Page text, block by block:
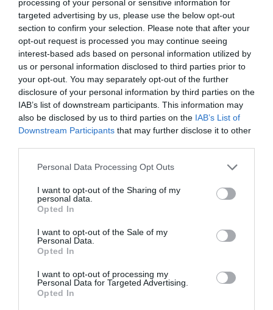
processing of your personal or sensitive information for
targeted advertising by us, please use the below opt-out
section to confirm your selection. Please note that after your
opt-out request is processed you may continue seeing
interest-based ads based on personal information utilized by
us or personal information disclosed to third parties prior to
your opt-out. You may separately opt-out of the further
disclosure of your personal information by third parties on the
IAB’s list of downstream participants. This information may
also be disclosed by us to third parties on the IAB’s List of
Downstream Participants that may further disclose it to other
Please note that this website/app uses one or more Google
not limited to your visit or usage behaviour. You may click to
grant or deny consent to Google and its third-party tags to
use your data for below specified purposes in below Google
consent section.
Personal Data Processing Opt Outs
I want to opt-out of the Sharing of my
personal data.
Opted In
I want to opt-out of the Sale of my
Personal Data.
Opted In
I want to opt-out of processing my
Personal Data for Targeted Advertising.
Opted In
Legfrissebb híreink
„NEM TETTÜNK NYOMÁST A FIUNKRA” –
EGY EGRI CSALÁD TÖRTÉNE...
2026. augusztus 06|Sport
KÓRHÁZBAN: TÖBB MINT 70 ...
Eger ügye